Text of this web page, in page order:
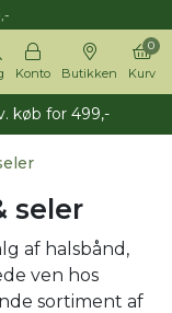
Konto Butikken Kurv
0
køb for 499,-
seler
af halsbånd,
ven hos
sortiment af